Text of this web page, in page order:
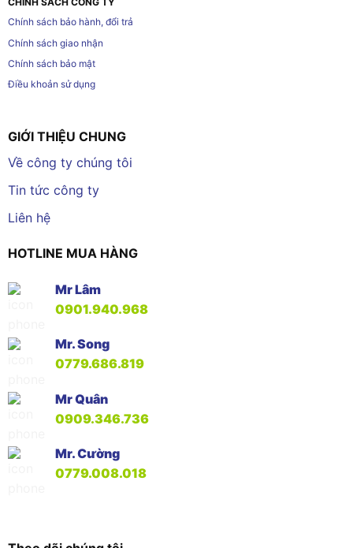
Chính sách bảo hành, đổi trả
Chính sách giao nhận
Chính sách bảo mật
Điều khoản sử dụng
GIỚI THIỆU CHUNG
Về công ty chúng tôi
Tin tức công ty
Liên hệ
HOTLINE MUA HÀNG
Mr Lâm
0901.940.968
Mr. Song
0779.686.819
Mr Quân
0909.346.736
Mr. Cường
0779.008.018